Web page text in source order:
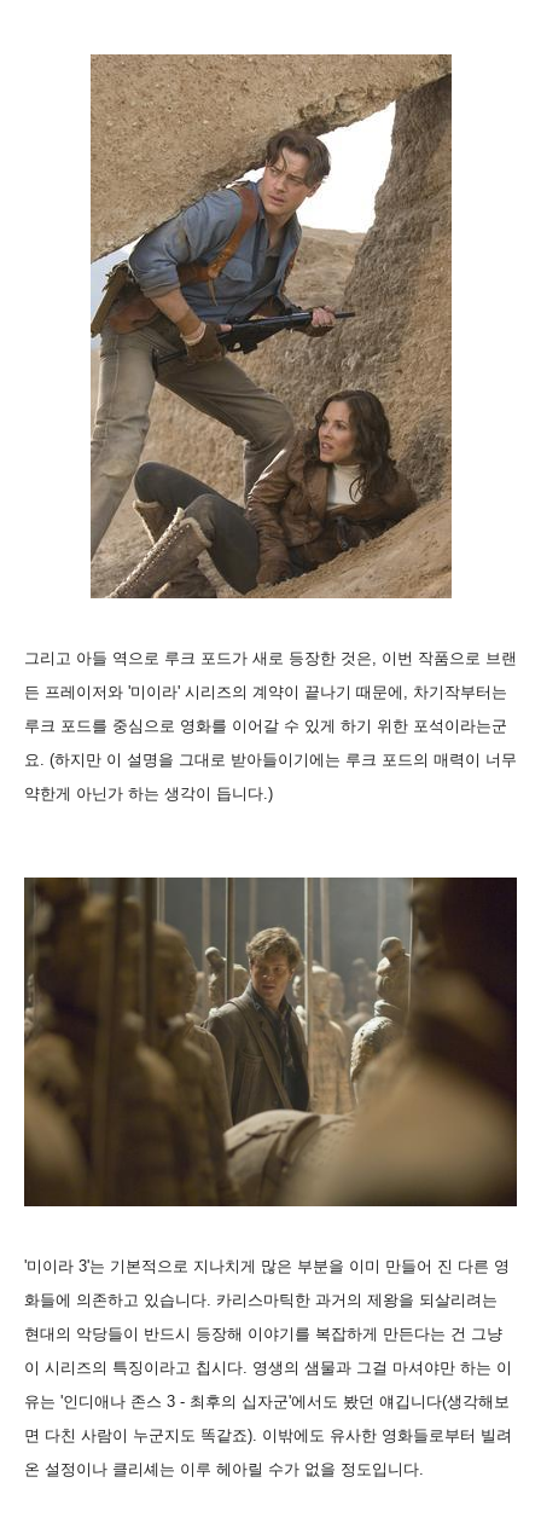
그리고 아들 역으로 루크 포드가 새로 등장한 것은, 이번 작품으로 브랜
든 프레이저와 '미이라' 시리즈의 계약이 끝나기 때문에, 차기작부터는
루크 포드를 중심으로 영화를 이어갈 수 있게 하기 위한 포석이라는군
요. (하지만 이 설명을 그대로 받아들이기에는 루크 포드의 매력이 너무
약한게 아닌가 하는 생각이 듭니다.)
'미이라 3'는 기본적으로 지나치게 많은 부분을 이미 만들어 진 다른 영
화들에 의존하고 있습니다. 카리스마틱한 과거의 제왕을 되살리려는
현대의 악당들이 반드시 등장해 이야기를 복잡하게 만든다는 건 그냥
이 시리즈의 특징이라고 칩시다. 영생의 샘물과 그걸 마셔야만 하는 이
유는 '인디애나 존스 3 - 최후의 십자군'에서도 봤던 얘깁니다(생각해보
면 다친 사람이 누군지도 똑같죠). 이밖에도 유사한 영화들로부터 빌려
온 설정이나 클리셰는 이루 헤아릴 수가 없을 정도입니다.